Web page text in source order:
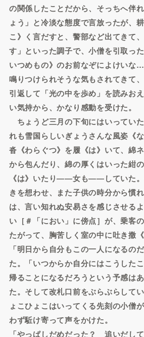
の関係したことだから、そっちへ伴
ょう」と冷淡な態度で言放ったが、
こ》く言だすと、警部など出てきて
す」といった調子で、小僧を引取っ
いつめもの》のお前なぞによけい
鳴りつけられそうな気もされてきて
引返して「光の中を歩め」を読みお
い気持から、かなり感動を受けた。
ちょうど三月の下旬にはいってい
れも雪国らしいぎょうさんな風姿《
沓《わらぐつ》を履《は》いて、綿
から包んだり、綿の厚くはいった紺
《は》いたり――女も――していた
きを想わせ、また子供の時分から慣
は、言い知れぬ安易さを感じさせる
い［＃「におい」に傍点］が、乗客
たがって、胸苦しく室の中に吐き撒
「明日から自分もこの一人になるの
た。「いつからか自分にはこうした
帰ることになるだろうという予感は
た。そして改札口前をぶらぶらして
ょこひょこはいってくる先刻の小僧
わず駈け寄って声をかけた。
「やっぱしだめだった？ 追いだして